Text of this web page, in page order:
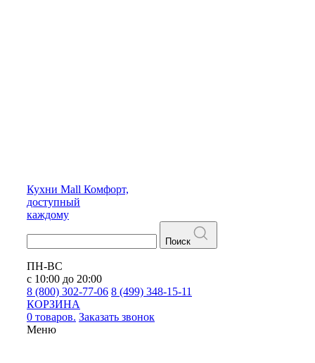
Кухни Mall Комфорт,
доступный
каждому
Поиск
ПН-ВС
с 10:00 до 20:00
8 (800) 302-77-06 8 (499) 348-15-11
КОРЗИНА
0 товаров. Заказать звонок
Меню